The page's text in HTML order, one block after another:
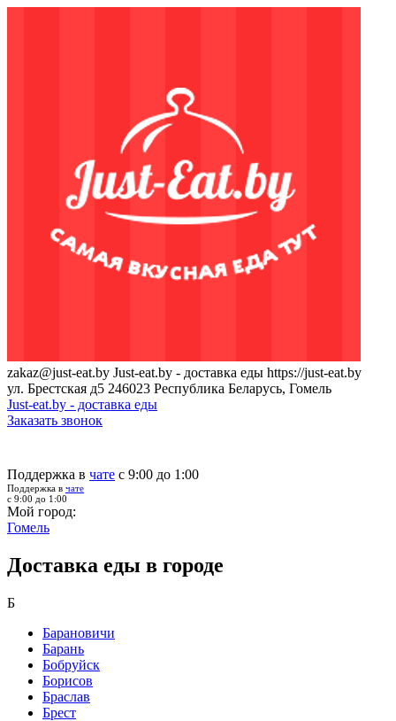
zakaz@just-eat.by Just-eat.by - доставка еды https://just-eat.by
ул. Брестская д5 246023 Республика Беларусь, Гомель
Just-eat.by - доставка еды
Заказать звонок
Поддержка в чате с 9:00 до 1:00
Поддержка в чате
с 9:00 до 1:00
Мой город:
Гомель
Доставка еды в городе
Б
Барановичи
Барань
Бобруйск
Борисов
Браслав
Брест